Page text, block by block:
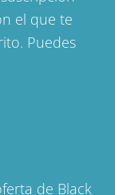
el que te
Puedes
de Black